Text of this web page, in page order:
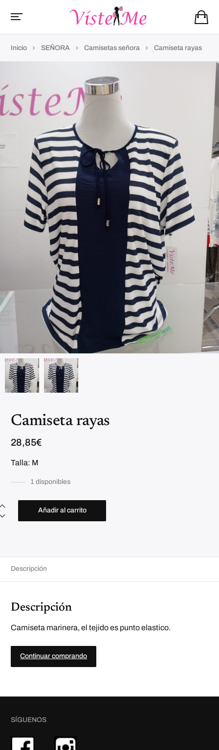
Inicio SEÑORA Camisetas señora Camiseta rayas
Camiseta rayas
28,85€
Talla: M
1 disponibles
r
a
y
n
t
d
Añadir al carrito
Descripción
Descripción
Camiseta marinera, el tejido es punto elastico.
Continuar comprando
SÍGUENOS